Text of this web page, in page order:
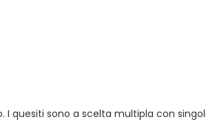
sono a scelta multipla con